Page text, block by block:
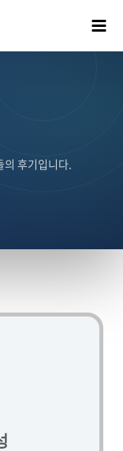
의 후기입니다.